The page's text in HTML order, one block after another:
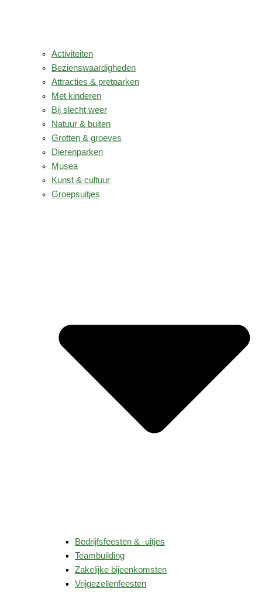
Activiteiten
Bezienswaardigheden
Attracties & pretparken
Met kinderen
Bij slecht weer
Natuur & buiten
Grotten & groeves
Dierenparken
Musea
Kunst & cultuur
Groepsuitjes
Bedrijfsfeesten & -uitjes
Teambuilding
Zakelijke bijeenkomsten
Vrijgezellenfeesten